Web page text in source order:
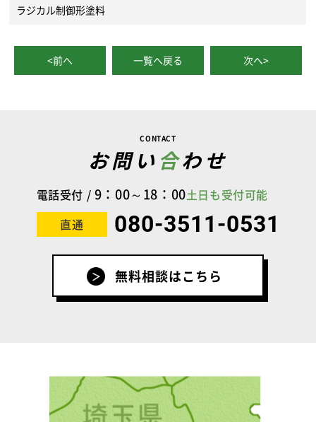
ラジカル制御形塗料
<前へ 一覧へ戻る 次へ>
CONTACT
お問い 合わせ
電話受付 / 9：00～18：00土日も受付可能
直通
080-3511-0531
無料相談はこちら